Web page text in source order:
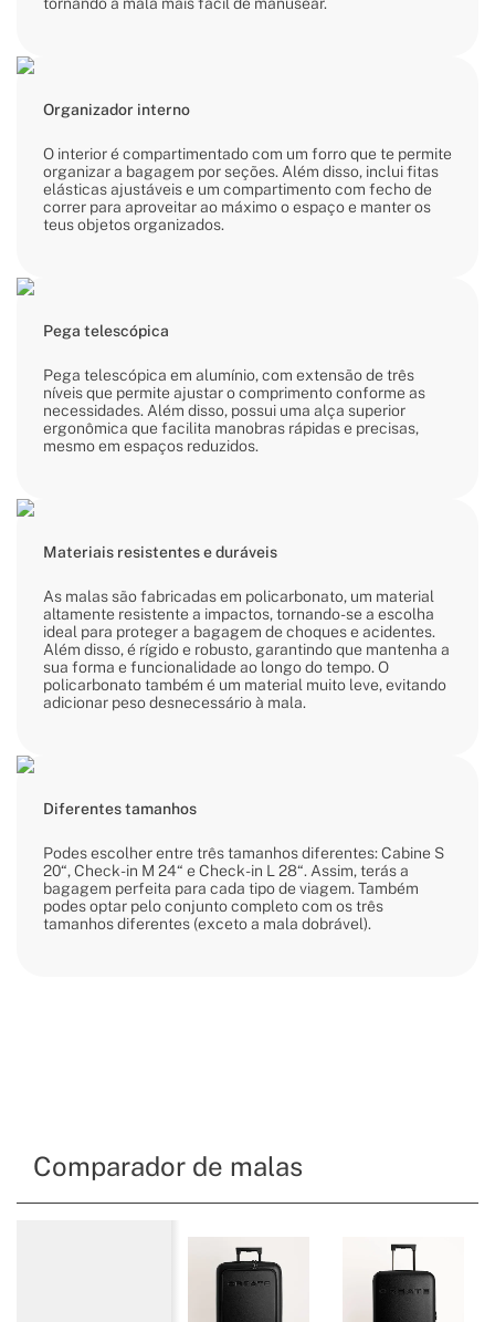
Organizador interno
O interior é compartimentado com um forro que te permite
organizar a bagagem por seções. Além disso, inclui fitas
elásticas ajustáveis e um compartimento com fecho de
correr para aproveitar ao máximo o espaço e manter os
teus objetos organizados.
Pega telescópica
Pega telescópica em alumínio, com extensão de três
níveis que permite ajustar o comprimento conforme as
necessidades. Além disso, possui uma alça superior
ergonômica que facilita manobras rápidas e precisas,
mesmo em espaços reduzidos.
Materiais resistentes e duráveis
As malas são fabricadas em policarbonato, um material
altamente resistente a impactos, tornando-se a escolha
ideal para proteger a bagagem de choques e acidentes.
Além disso, é rígido e robusto, garantindo que mantenha a
sua forma e funcionalidade ao longo do tempo. O
policarbonato também é um material muito leve, evitando
adicionar peso desnecessário à mala.
Diferentes tamanhos
Podes escolher entre três tamanhos diferentes: Cabine S
20“, Check-in M 24“ e Check-in L 28“. Assim, terás a
bagagem perfeita para cada tipo de viagem. Também
podes optar pelo conjunto completo com os três
tamanhos diferentes (exceto a mala dobrável).
Comparador de malas